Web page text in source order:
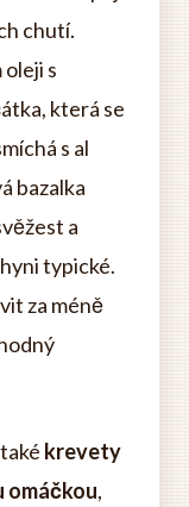
chutí.
s
která se
s al
bazalka
a
typické.
za méně
krevety
omáčkou,